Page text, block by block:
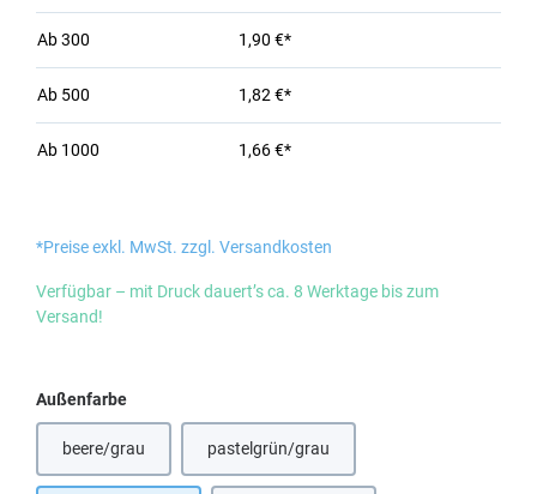
Ab300 1,90 €*
Ab 500 1,82 €*
Ab 1000 1,66 €*
*Preise exkl. MwSt. zzgl. Versandkosten
Verfügbar – mit Druck dauert’s ca. 8 Werktage bis zum
Versand!
Außenfarbeauswählen
beere/grau(Diese Option ist zurzeit nicht verfügbar.)
pastelgrün/grau(Diese Option ist zurzeit nicht verfügbar.)